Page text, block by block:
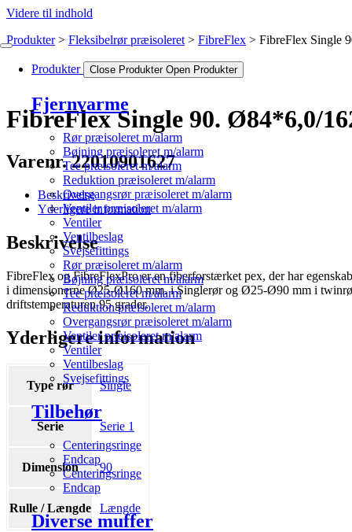
Videre til indhold
Produkter Close Produkter Open Produkter
Fjernvarme
Rør præisoleret m/alarm
Bøjning præisoleret m/alarm
Tee præisoleret m/alarm
Reduktion præisoleret m/alarm
Overgangsrør præisoleret m/alarm
Ventiler præisoleret m/alarm
Ventiler
Ventilbeslag
Svejsefittings
Rør præisoleret m/alarm
Bøjning præisoleret m/alarm
Tee præisoleret m/alarm
Reduktion præisoleret m/alarm
Overgangsrør præisoleret m/alarm
Ventiler præisoleret m/alarm
Ventiler
Ventilbeslag
Svejsefittings
Tilbehør
Centeringsringe
Endcap
Centeringsringe
Endcap
Diverse muffer
Produkter Fleksibelrør præisoleret FibreFlex FibreFlex Single
FibreFlex Single 90. Ø84*6,0/
Varenr. 22010901627
Beskrivelse
Yderligere information
Beskrivelse
FibreFlex og FibreFlexPro er en fiberforstærket pex, der har
i dimensionerne Ø25-Ø160 mm. i Singlerør og Ø25-Ø90 mm i
driftstemperaturen 95 grader.
Yderligere information
Type rør Single
Serie Serie 1
Dimension 90
Rulle / Længde Længde